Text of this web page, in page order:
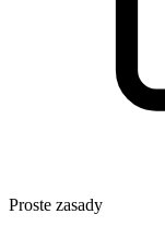
Proste zasady